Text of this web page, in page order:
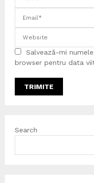
Salvează-mi
browser pentru data
Search